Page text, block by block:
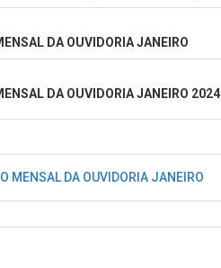
DA OUVIDORIA JANEIRO
DA OUVIDORIA JANEIRO 2024
MENSAL DA OUVIDORIA JANEIRO